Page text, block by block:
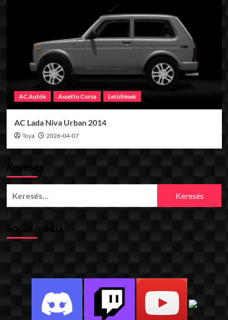
AC Autók Assetto Corsa Letöltések
AC Lada Niva Urban 2014
Toya 2026-04-07
Keresés
Social media